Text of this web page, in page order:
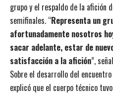
grupo y el respaldo de la afición
semifinales. “Representa un
afortunadamente nosotros
sacar adelante, estar de
satisfacción a la afición”,
Sobre el desarrollo del
explicó que el cuerpo técnico